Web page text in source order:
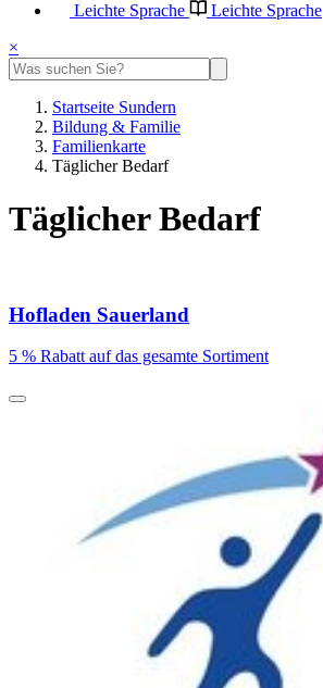
Leichte Sprache
Leichte Sprache
×
Startseite Sundern
Bildung & Familie
Familienkarte
Täglicher Bedarf
Täglicher Bedarf
Hofladen Sauerland
5 % Rabatt auf das gesamte Sortiment